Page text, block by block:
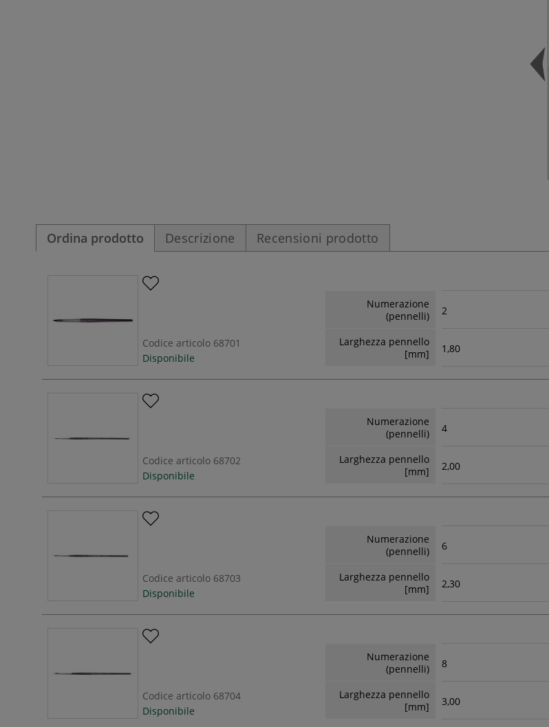
Ordina prodotto Descrizione Recensioni prodotto
Codice articolo 68701
Disponibile
Numerazione
(pennelli)
2
Larghezza pennello
[mm]
1,80
Codice articolo 68702
Disponibile
Numerazione
(pennelli)
4
Larghezza pennello
[mm]
2,00
Codice articolo 68703
Disponibile
Numerazione
(pennelli)
6
Larghezza pennello
[mm]
2,30
Codice articolo 68704
Disponibile
Numerazione
(pennelli)
8
Larghezza pennello
[mm]
3,00